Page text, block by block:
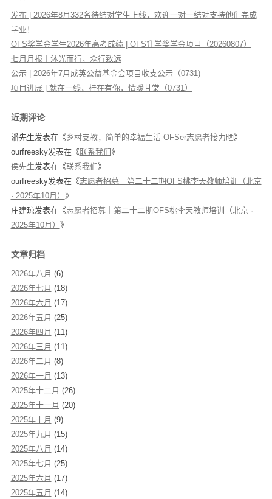
发布 | 2026年8月332名待结对学生上线，欢迎一对一结对支持他们完成
学业！
OFS奖学金学生2026年高考成绩 | OFS升学奖学金项目（20260807）
七月月报｜沐光而行，众行致远
公示 | 2026年7月成英公益基金会项目收支公示（0731)
项目进展 | 就在一线，桂在有你，情暖甘棠（0731）
近期评论
潘先生发表在《乡村支教，简单的幸福生活-OFSer志愿者接力晒》
ourfreesky发表在《联系我们 》
侯先生发表在《联系我们 》
ourfreesky发表在《志愿者招募｜第二十二期OFS桃李天教师培训（北京
· 2025年10月） 》
庄建琼发表在《志愿者招募｜第二十二期OFS桃李天教师培训（北京 ·
2025年10月） 》
文章归档
2026年八月 (6)
2026年七月 (18)
2026年六月 (17)
2026年五月 (25)
2026年四月 (11)
2026年三月 (11)
2026年二月 (8)
2026年一月 (13)
2025年十二月 (26)
2025年十一月 (20)
2025年十月 (9)
2025年九月 (15)
2025年八月 (14)
2025年七月 (25)
2025年六月 (17)
2025年五月 (14)